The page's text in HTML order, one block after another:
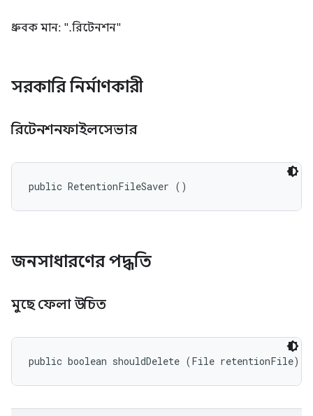
ধ্রুবক মান: ".রিটেনশন"
সরকারি নির্মাণকারী
রিটেনশনফাইলসেভার
public RetentionFileSaver ()
জনসাধারণের পদ্ধতি
মুছে ফেলা উচিত
public boolean shouldDelete (File retentionFile)